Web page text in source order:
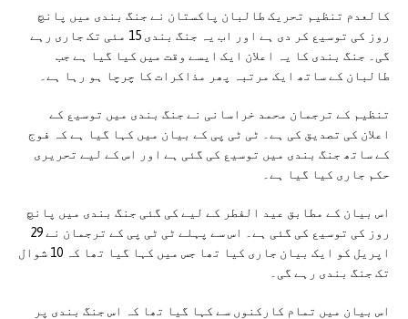
کالعدم تنظیم تحریک طالبان پاکستان نے جنگ بندی میں پانچ
روز کی توسیع کر دی ہے اور اب یہ جنگ بندی 15 مئی تک جاری رہے
گی۔ جنگ بندی کا یہ اعلان ایک ایسے وقت میں کیا گیا ہے جب
طالبان کے ساتھ ایک مرتبہ پھر مذاکرات کا چرچا ہو رہا ہے۔
تنظیم کے ترجمان محمد خراسانی نے جنگ بندی میں توسیع کے
اعلان کی تصدیق کی ہے۔ ٹی ٹی پی کے بیان میں کہا گیا ہے کہ فوج
کے ساتھ جنگ بندی میں توسیع کی گئی ہے اور اس کے لیے تحریری
حکم جاری کیا گیا ہے۔
اس بیان کے مطابق عید الفطر کے لیے کی گئی جنگ بندی میں پانچ
روز کی توسیع کی گئی ہے۔ اس سے پہلے ٹی ٹی پی کے ترجمان نے 29
اپریل کو ایک بیان جاری کیا تھا جس میں کہا گیا تھا کہ 10 شوال
تک جنگ بندی رہے گی۔
اس بیان میں تمام کارکنوں سے کہا گیا تھا کہ اس جنگ بندی پر